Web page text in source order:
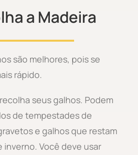
a Madeira
são melhores, pois se
rápido.
seus galhos. Podem
de tempestades de
e galhos que restam
inverno. Você deve usar